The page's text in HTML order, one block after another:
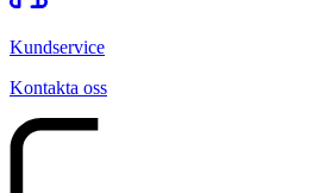
Kundservice
Kontakta oss